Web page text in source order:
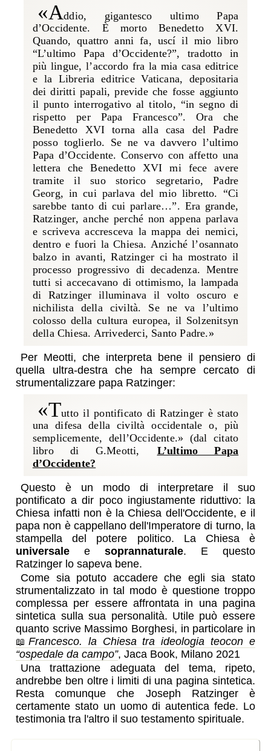
«Addio, gigantesco ultimo Papa
d’Occidente. È morto Benedetto XVI.
Quando, quattro anni fa, uscí il mio libro
“L’ultimo Papa d’Occidente?”, tradotto in
più lingue, l’accordo fra la mia casa editrice
e la Libreria editrice Vaticana, depositaria
dei diritti papali, previde che fosse aggiunto
il punto interrogativo al titolo, “in segno di
rispetto per Papa Francesco”. Ora che
Benedetto XVI torna alla casa del Padre
posso toglierlo. Se ne va davvero l’ultimo
Papa d’Occidente. Conservo con affetto una
lettera che Benedetto XVI mi fece avere
tramite il suo storico segretario, Padre
Georg, in cui parlava del mio libretto. “Ci
sarebbe tanto di cui parlare…”. Era grande,
Ratzinger, anche perché non appena parlava
e scriveva accresceva la mappa dei nemici,
dentro e fuori la Chiesa. Anziché l’osannato
balzo in avanti, Ratzinger ci ha mostrato il
processo progressivo di decadenza. Mentre
tutti si accecavano di ottimismo, la lampada
di Ratzinger illuminava il volto oscuro e
nichilista della civiltà. Se ne va l’ultimo
colosso della cultura europea, il Solzenitsyn
della Chiesa. Arrivederci, Santo Padre.»
Per Meotti, che interpreta bene il pensiero di
quella ultra-destra che ha sempre cercato di
strumentalizzare papa Ratzinger:
«Tutto il pontificato di Ratzinger è stato
una difesa della civiltà occidentale o, più
semplicemente, dell’Occidente.» (dal citato
libro di G.Meotti,
L’ultimo Papa
d’Occidente?
Questo è un modo di interpretare il suo
pontificato a dir poco ingiustamente riduttivo: la
Chiesa infatti non è la Chiesa dell'Occidente, e il
papa non è cappellano dell'Imperatore di turno, la
stampella del potere politico. La Chiesa è
universale e soprannaturale. E questo
Ratzinger lo sapeva bene.
Come sia potuto accadere che egli sia stato
strumentalizzato in tal modo è questione troppo
complessa per essere affrontata in una pagina
sintetica sulla sua personalità. Utile può essere
quanto scrive Massimo Borghesi, in particolare in
Francesco. la Chiesa tra ideologia teocon e
“ospedale da campo”, Jaca Book, Milano 2021
Una trattazione adeguata del tema, ripeto,
andrebbe ben oltre i limiti di una pagina sintetica.
Resta comunque che Joseph Ratzinger è
certamente stato un uomo di autentica fede. Lo
testimonia tra l'altro il suo testamento spirituale.